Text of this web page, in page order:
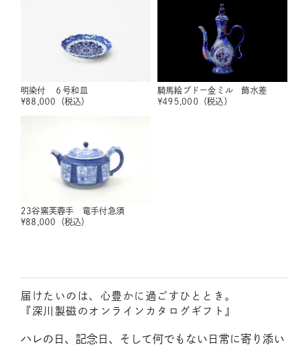
明染付 ６号和皿
¥88,000 （税込）
騎馬絵ブドー金ミル 飾水差
¥495,000 （税込）
23谷窯芙蓉手 竜手付急須
¥88,000 （税込）
届けたいのは、心豊かに過ごすひととき。
『深川製磁のオンラインカタログギフト』
ハレの日、記念日、そして何でもない日常に寄り添い